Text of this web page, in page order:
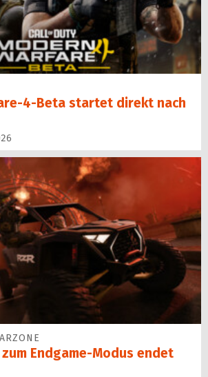
4-Beta startet direkt nach
Endgame-Modus endet